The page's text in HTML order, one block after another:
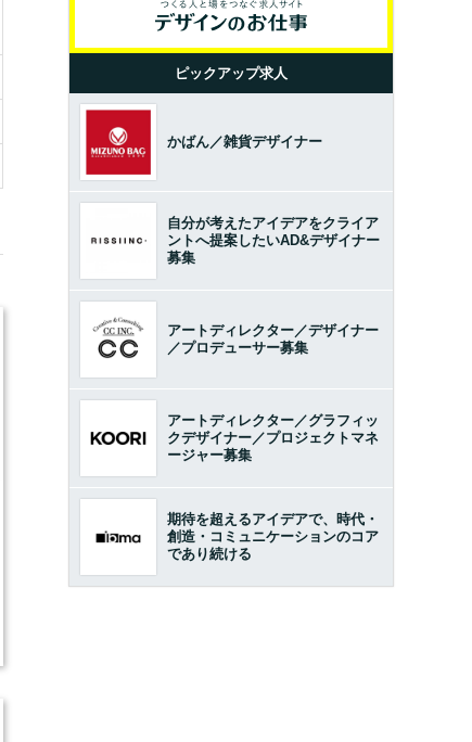
ピックアップ求人
かばん／雑貨デザイナー
自分が考えたアイデアをクライア
ントへ提案したいAD&デザイナー
募集
アートディレクター／デザイナー
／プロデューサー募集
アートディレクター／グラフィッ
クデザイナー／プロジェクトマネ
ージャー募集
期待を超えるアイデアで、時代・
創造・コミュニケーションのコア
であり続ける